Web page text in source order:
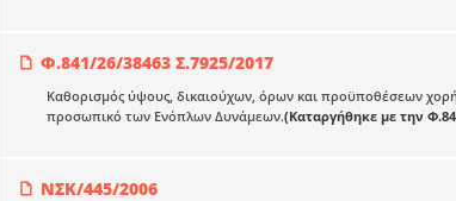
Φ.841/26/38463 Σ.7925/2017
Καθορισμός ύψους, δικαιούχων, όρων και προϋποθέσεων
προσωπικό των Ενόπλων Δυνάμεων.(Καταργήθηκε με την
ΝΣΚ/445/2006